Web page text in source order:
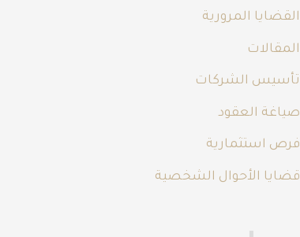
القضايا المرورية
المقالات
تأسيس الشركات
صياغة العقود
فرص استثمارية
قضايا الأحوال الشخصية